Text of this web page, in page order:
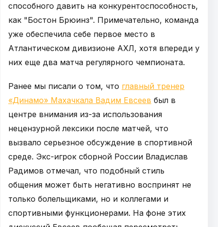
способного давить на конкурентоспособность,
как "Бостон Брюинз". Примечательно, команда
уже обеспечила себе первое место в
Атлантическом дивизионе АХЛ, хотя впереди у
них еще два матча регулярного чемпионата.
Ранее мы писали о том, что главный тренер
«Динамо» Махачкала Вадим Евсеев был в
центре внимания из-за использования
нецензурной лексики после матчей, что
вызвало серьезное обсуждение в спортивной
среде. Экс-игрок сборной России Владислав
Радимов отмечал, что подобный стиль
общения может быть негативно воспринят не
только болельщиками, но и коллегами и
спортивными функционерами. На фоне этих